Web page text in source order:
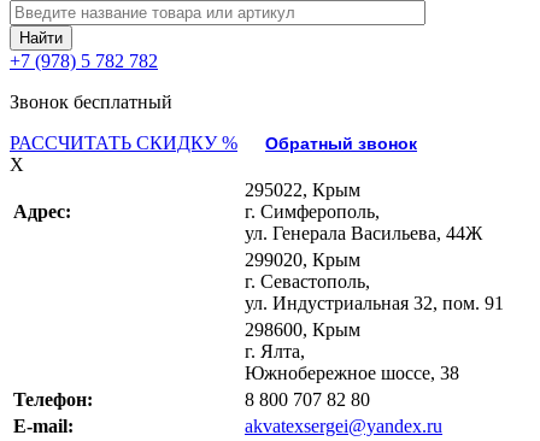
+7 (978) 5 782 782
Звонок бесплатный
РАССЧИТАТЬ СКИДКУ %
Обратный звонок
X
Адрес:
295022, Крым
г. Симферополь,
ул. Генерала Васильева, 44Ж
299020, Крым
г. Севастополь,
ул. Индустриальная 32, пом. 91
298600, Крым
г. Ялта,
Южнобережное шоссе, 38
Телефон:
8 800 707 82 80
E-mail:
akvatexsergei@yandex.ru